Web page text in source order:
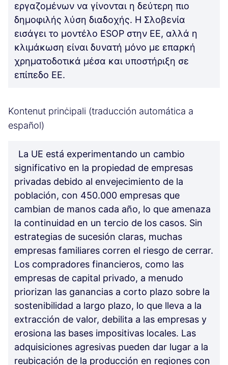
εργαζομένων να γίνονται η δεύτερη πιο
δημοφιλής λύση διαδοχής. Η Σλοβενία
εισάγει το μοντέλο ESOP στην ΕΕ, αλλά η
κλιμάκωση είναι δυνατή μόνο με επαρκή
χρηματοδοτικά μέσα και υποστήριξη σε
επίπεδο ΕΕ.
Kontenut prinċipali (traducción automática a
español)
La UE está experimentando un cambio
significativo en la propiedad de empresas
privadas debido al envejecimiento de la
población, con 450.000 empresas que
cambian de manos cada año, lo que amenaza
la continuidad en un tercio de los casos. Sin
estrategias de sucesión claras, muchas
empresas familiares corren el riesgo de cerrar.
Los compradores financieros, como las
empresas de capital privado, a menudo
priorizan las ganancias a corto plazo sobre la
sostenibilidad a largo plazo, lo que lleva a la
extracción de valor, debilita a las empresas y
erosiona las bases impositivas locales. Las
adquisiciones agresivas pueden dar lugar a la
reubicación de la producción en regiones con